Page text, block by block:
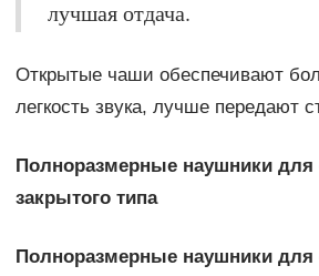
лучшая отдача.
Открытые чаши обеспечивают
легкость звука, лучше передают
Полноразмерные наушники
закрытого типа
Полноразмерные наушники